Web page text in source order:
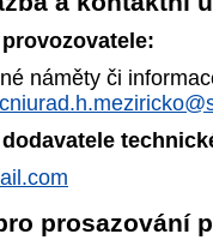
náměty či
prosazování